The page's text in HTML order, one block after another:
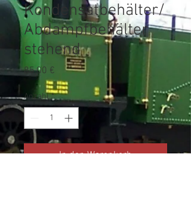
Kondensatbehälter/
Abdampfbehälter
stehend
85,00 € Preis
Anzahl *
In den Warenkorb